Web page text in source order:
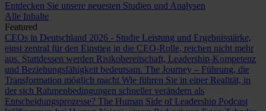
Entdecken Sie unsere neuesten Studien und Analysen
Alle Inhalte
Featured
CEOs in Deutschland 2026 - Studie Leistung und Ergebnisstärke,
einst zentral für den Einstieg in die CEO-Rolle, reichen nicht mehr
aus. Stattdessen werden Risikobereitschaft, Leadership-Kompetenz
und Beziehungsfähigkeit bedeutsam. The Journey – Führung, die
Transformation möglich macht Wie führen Sie in einer Realität, in
der sich Rahmenbedingungen schneller verändern als
Entscheidungsprozesse? The Human Side of Leadership Podcast